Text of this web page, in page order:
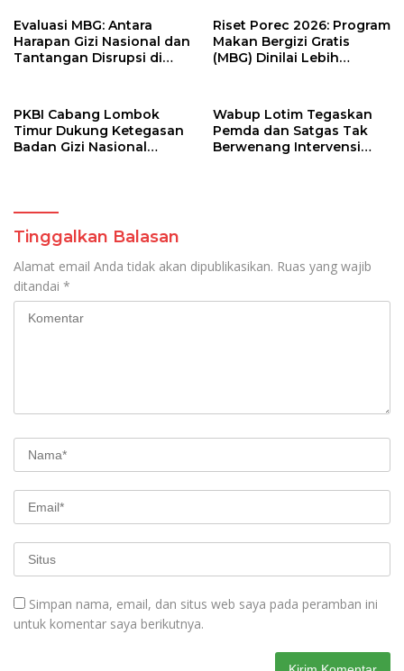
Evaluasi MBG: Antara
Harapan Gizi Nasional dan
Tantangan Disrupsi di
Riset Porec 2026: Program
Makan Bergizi Gratis
(MBG) Dinilai Lebih
PKBI Cabang Lombok
Timur Dukung Ketegasan
Badan Gizi Nasional
Wabup Lotim Tegaskan
Pemda dan Satgas Tak
Berwenang Intervensi
Tinggalkan Balasan
Alamat email Anda tidak akan dipublikasikan. Ruas yang wajib
ditandai *
Simpan nama, email, dan situs web saya pada peramban ini
untuk komentar saya berikutnya.